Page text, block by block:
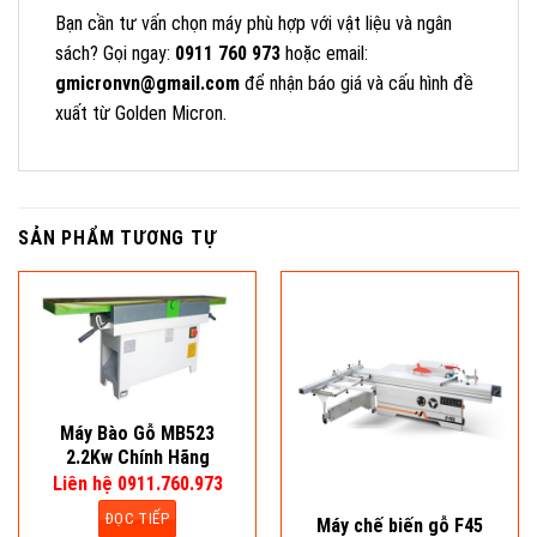
Bạn cần tư vấn chọn máy phù hợp với vật liệu và ngân
sách? Gọi ngay: 0911 760 973 hoặc email:
gmicronvn@gmail.com để nhận báo giá và cấu hình đề
xuất từ Golden Micron.
SẢN PHẨM TƯƠNG TỰ
Máy Bào Gỗ MB523
2.2Kw Chính Hãng
Liên hệ 0911.760.973
ĐỌC TIẾP Máy chế biến gỗ F45